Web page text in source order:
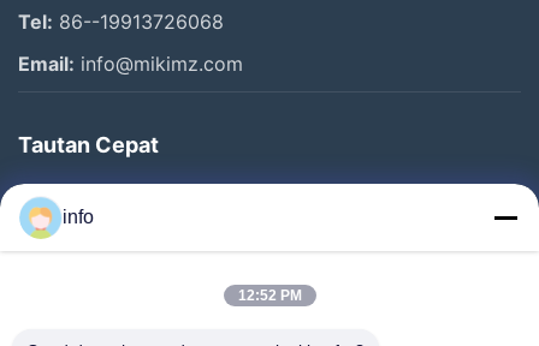
Tel: 86--19913726068
Email: info@mikimz.com
Tautan Cepat
Rumah
Produk
info
12:52 PM